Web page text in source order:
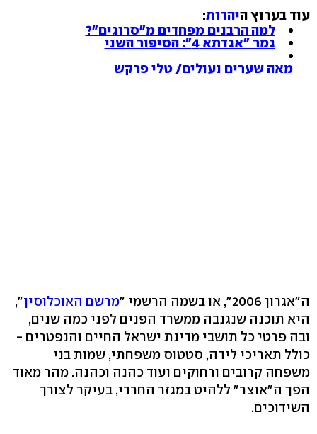
עוד בערוץ היהדות:
למה הרבנים מפחדים מ"סרוגים"?
גמר "אגדתא 4": הסיפור השני
מאה שערים נעולים/ טלי פרקש
ה"אגרון 2006", או בשמה הרשמי " מרשם האוכלוסין",
היא תוכנה שנגנבה ממשרד הפנים לפני כמה שנים,
ובה פרטי כל תושבי מדינת ישראל החיים והנפטרים -
כולל תאריכי לידה, סטטוס משפחתי, שמות בני
משפחה קרובים ורחוקים ועוד כהנה וכהנה. מהר מאוד
הפך ה"אוצר" ללהיט במגזר החרדי, בעיקר לצורך
השידוכים.